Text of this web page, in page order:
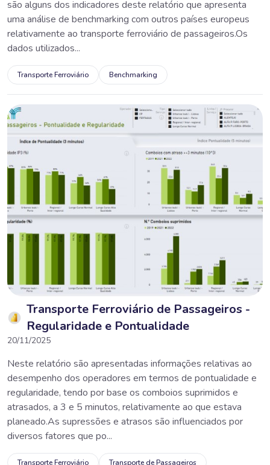
são alguns dos indicadores deste relatório que apresenta
uma análise de benchmarking com outros países europeus
relativamente ao transporte ferroviário de passageiros.Os
dados utilizados...
Transporte Ferroviário Benchmarking
Transporte Ferroviário de Passageiros -
Regularidade e Pontualidade
20/11/2025
Neste relatório são apresentadas informações relativas ao
desempenho dos operadores em termos de pontualidade e
regularidade, tendo por base os comboios suprimidos e
atrasados, a 3 e 5 minutos, relativamente ao que estava
planeado.As supressões e atrasos são influenciados por
diversos fatores que po...
Transporte Ferroviário
Transporte de Passageiros